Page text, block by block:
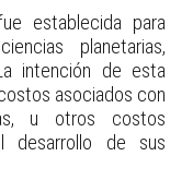
establecida para
planetarias,
intención de esta
asociados con
u otros costos
desarrollo de sus